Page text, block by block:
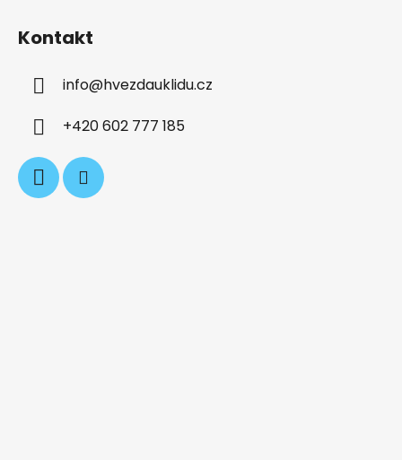
Kontakt
info@hvezdauklidu.cz
+420 602 777 185